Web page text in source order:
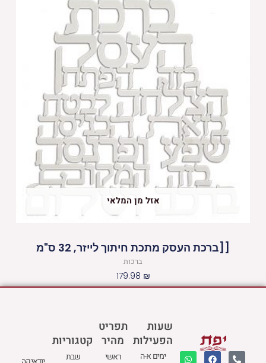
אזל מן המלאי
[[ברכת העסק מתכת חיתוך לייזר, 32 ס"מ
ברכות
179.98 ₪
שעות
הפעילות
ימים א-ה
תפריט
מהיר
ראשי P
F
W E
M
קטגוריות
שבת